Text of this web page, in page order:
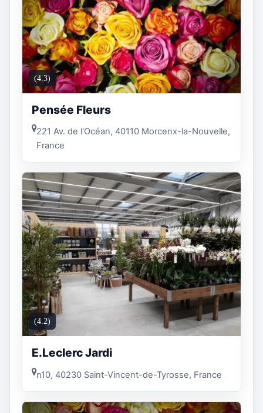
(4.3)
Pensée Fleurs
221 Av. de l'Océan, 40110 Morcenx-la-Nouvelle,
France
(4.2)
E.Leclerc Jardi
n10, 40230 Saint-Vincent-de-Tyrosse, France